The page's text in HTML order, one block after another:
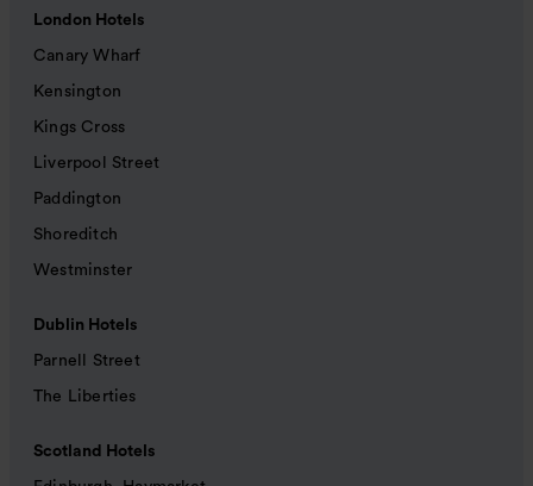
London Hotels
Canary Wharf
Kensington
Kings Cross
Liverpool Street
Paddington
Shoreditch
Westminster
Dublin Hotels
Parnell Street
The Liberties
Scotland Hotels